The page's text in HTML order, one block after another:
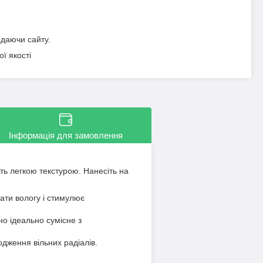
сайту.
якості
Інформація для замовлення
легкою текстурою. Нанесіть на
вологу і стимулює
ідеально сумісне з
вільних радіалів.